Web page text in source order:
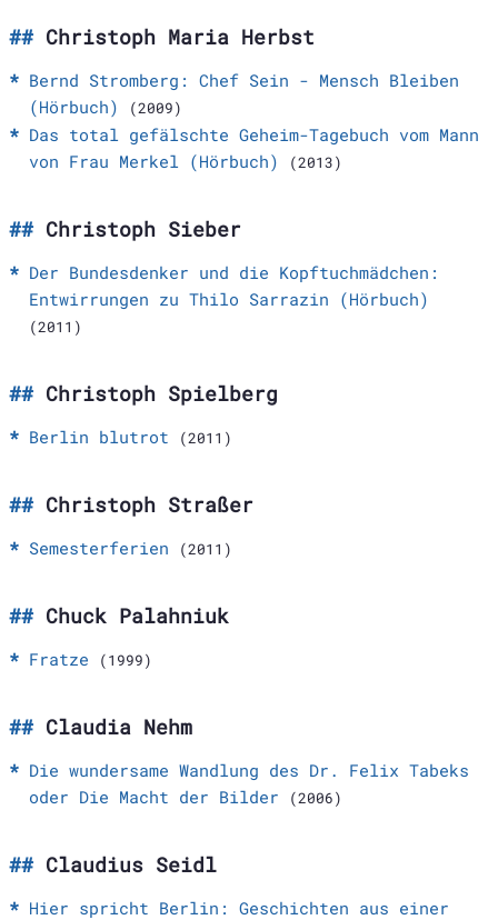
Christoph Maria Herbst
Bernd Stromberg: Chef Sein - Mensch Bleiben
(Hörbuch)
(2009)
Das total gefälschte Geheim-Tagebuch vom Mann
von Frau Merkel (Hörbuch)
(2013)
Christoph Sieber
Der Bundesdenker und die Kopftuchmädchen:
Entwirrungen zu Thilo Sarrazin (Hörbuch)
(2011)
Christoph Spielberg
Berlin blutrot (2011)
Christoph Straßer
Semesterferien (2011)
Chuck Palahniuk
Fratze (1999)
Claudia Nehm
Die wundersame Wandlung des Dr. Felix Tabeks
oder Die Macht der Bilder
(2006)
Claudius Seidl
Hier spricht Berlin: Geschichten aus einer